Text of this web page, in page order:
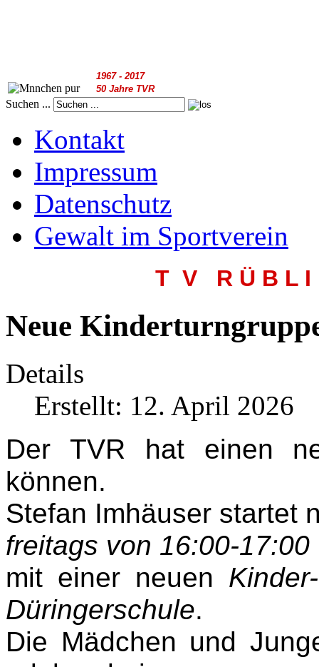
1967 - 2017
50 Jahre TVR
Suchen ...
Kontakt
Impressum
Datenschutz
Gewalt im Sportverein
T V R Ü B L
Neue
Details
Erstellt: 12. April 2026
Der TVR hat einen
können.
Stefan Imhäuser startet
freitags von 16:00-17:00
mit einer neuen
Düringerschule.
Die Mädchen und